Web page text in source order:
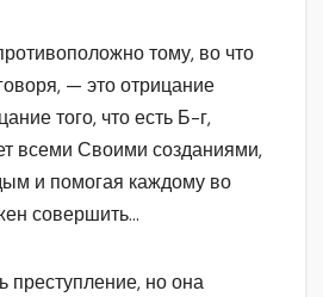
тому, во что
— это отрицание
того, что есть Б-г,
всеми Своими созданиями,
и помогая каждому во
совершить…
преступление, но она